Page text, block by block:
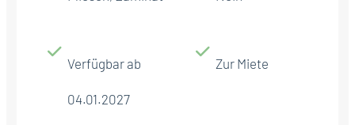
Verfügbar ab
04.01.2027
Zur Miete